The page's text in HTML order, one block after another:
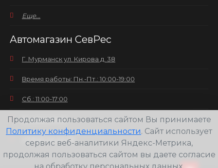
Еще...
Автомагазин СевРес
Г. Мурманск ул. Кирова д. 38
Время работы: Пн.-Пт.: 10:00-19:00
Сб.: 11:00-17:00
Вс.: выходной
+7(8152) 25-30-58
Продолжая пользоваться сайтом Вы принимаете
Политику конфиденциальности. Сайт использует
сервис веб-аналитики Яндекс-Метрика,
продолжая пользоваться сайтом вы даете согласие